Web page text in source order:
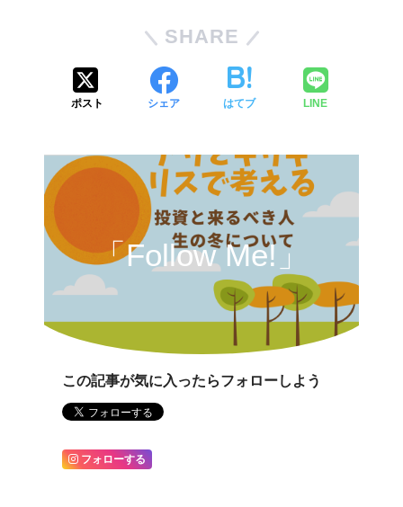
SHARE
ポスト シェア はてブ LINE
「Follow Me!」
この記事が気に入ったらフォローしよう
フォローする